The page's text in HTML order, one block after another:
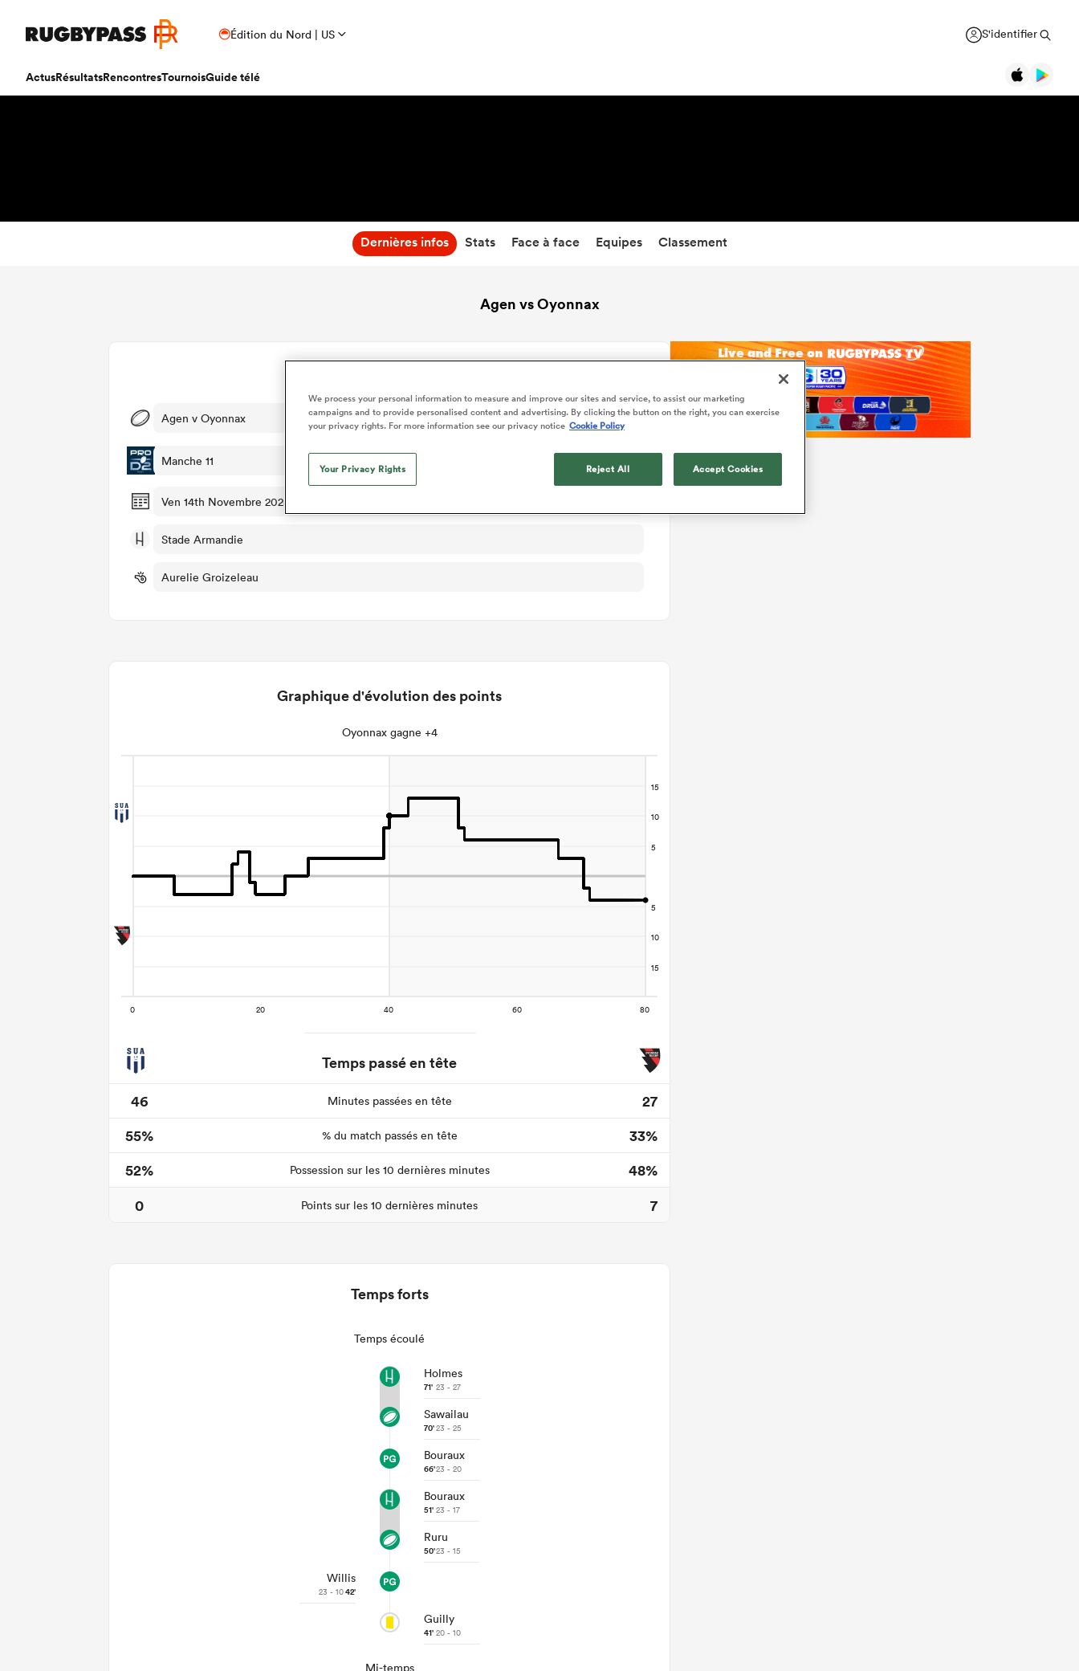
Édition du Nord | US S'identifier
ActusRésultatsRencontresTournoisGuide télé
Dernières infos Stats Face à face Equipes Classement
Agen vs Oyonnax
Agen v Oyonnax
Manche 11
Ven 14th Novembre 2025, 10:30am PST
Stade Armandie
Aurelie Groizeleau
Graphique d'évolution des points
Oyonnax gagne +4
Temps passé en tête
46
Minutes passées en tête
27
55%
% du match passés en tête
33%
52%
Possession sur les 10 dernières minutes
48%
0
Points sur les 10 dernières minutes 7
Temps forts
Temps écoulé
Holmes
71' 23 - 27
Sawailau
70'23 - 25
Bouraux
66'23 - 20
Bouraux
51' 23 - 17
Ruru
50'23 - 15
Willis
23 - 1042'
Guilly
41' 20 - 10
Mi-temps
We process your personal information to measure and improve our sites and service, to assist our marketing
campaigns and to provide personalised content and advertising. By clicking the button on the right, you can exercise
your privacy rights. For more information see our privacy notice Cookie Policy
Your Privacy Rights Reject All Accept Cookies